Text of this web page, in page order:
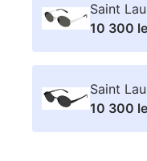
Saint
10 300
Saint
10 300